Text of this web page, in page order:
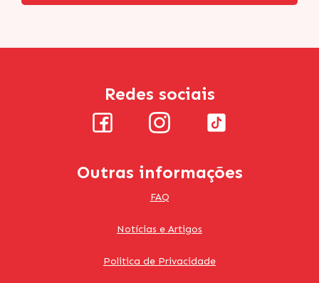
Redes sociais
Outras informações
FAQ
Notícias e Artigos
Politica de Privacidade